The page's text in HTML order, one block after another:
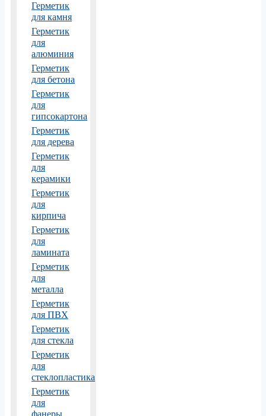
Герметик
для камня
Герметик
для
алюминия
Герметик
для бетона
Герметик
для
гипсокартона
Герметик
для дерева
Герметик
для
керамики
Герметик
для
кирпича
Герметик
для
ламината
Герметик
для
металла
Герметик
для ПВХ
Герметик
для стекла
Герметик
для
стеклопластика
Герметик
для